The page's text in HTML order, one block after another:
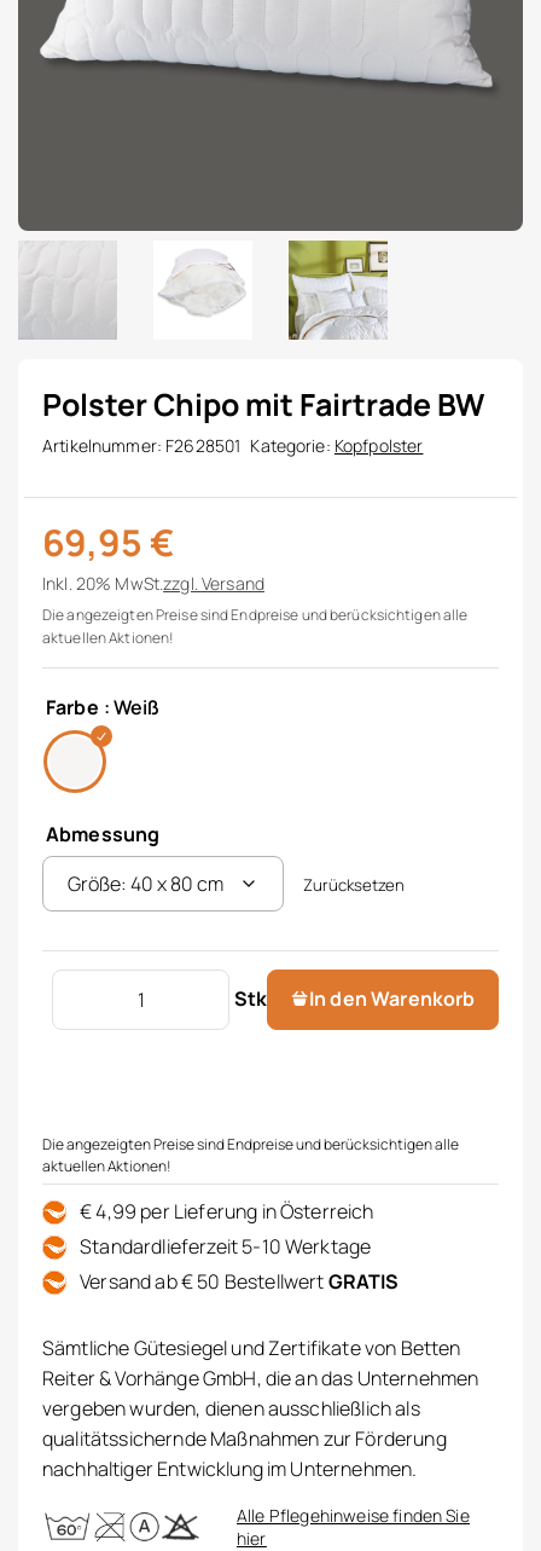
Polster Chipo mit Fairtrade BW
Artikelnummer: F2628501 Kategorie: Kopfpolster
69,95 €
Inkl. 20% MwSt.zzgl. Versand
Die angezeigten Preise sind Endpreise und berücksichtigen alle
aktuellen Aktionen!
Farbe : Weiß
Abmessung
Zurücksetzen
Stk
Polster Chipo mit Fairtrade BW Menge
In den Warenkorb
Die angezeigten Preise sind Endpreise und berücksichtigen alle
aktuellen Aktionen!
€ 4,99 per Lieferung in Österreich
Standardlieferzeit 5-10 Werktage
Versand ab € 50 BestellwertGRATIS
Sämtliche Gütesiegel und Zertifikate von Betten
Reiter & Vorhänge GmbH, die an das Unternehmen
vergeben wurden, dienen ausschließlich als
qualitätssichernde Maßnahmen zur Förderung
nachhaltiger Entwicklung im Unternehmen.
Alle Pflegehinweise finden Sie
hier